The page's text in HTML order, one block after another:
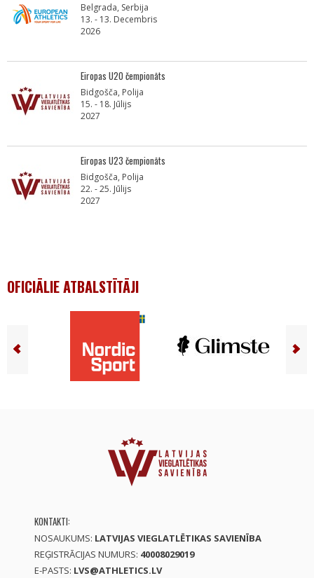
Belgrada, Serbija
13. - 13. Decembris
2026
Eiropas U20 čempionāts
Bidgošča, Polija
15. - 18. Jūlijs
2027
Eiropas U23 čempionāts
Bidgošča, Polija
22. - 25. Jūlijs
2027
OFICIĀLIE ATBALSTĪTĀJI
KONTAKTI:
NOSAUKUMS: LATVIJAS VIEGLATLĒTIKAS SAVIENĪBA
REĢISTRĀCIJAS NUMURS: 40008029019
E-PASTS: LVS@ATHLETICS.LV